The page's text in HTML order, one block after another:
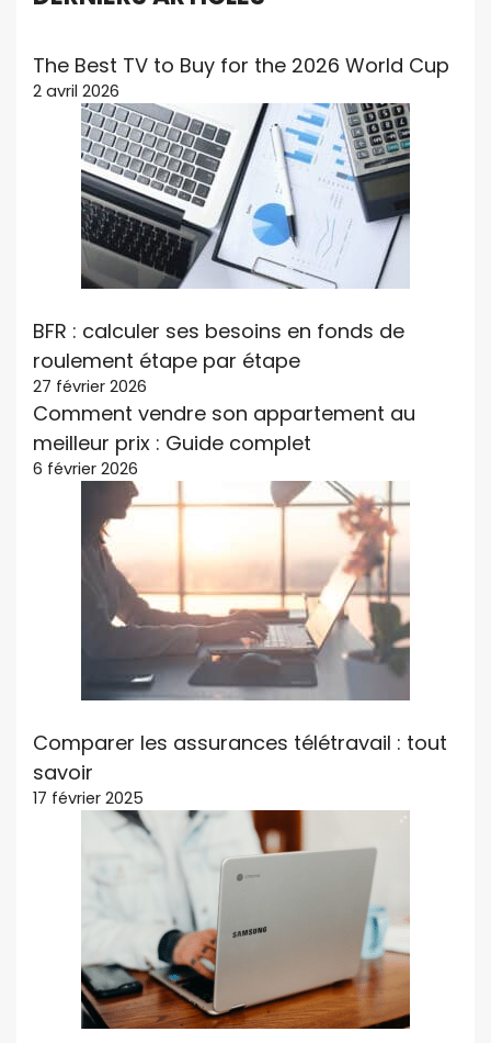
The Best TV to Buy for the 2026 World Cup
2 avril 2026
BFR : calculer ses besoins en fonds de
roulement étape par étape
27 février 2026
Comment vendre son appartement au
meilleur prix : Guide complet
6 février 2026
Comparer les assurances télétravail : tout
savoir
17 février 2025